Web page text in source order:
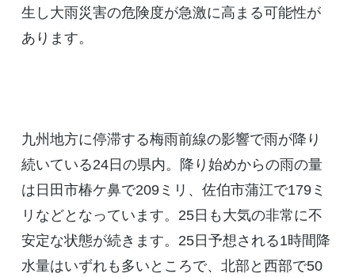
生し大雨災害の危険度が急激に高まる可能性が
あります。
九州地方に停滞する梅雨前線の影響で雨が降り
続いている24日の県内。降り始めからの雨の量
は日田市椿ケ鼻で209ミリ、佐伯市蒲江で179ミ
リなどとなっています。25日も大気の非常に不
安定な状態が続きます。25日予想される1時間降
水量はいずれも多いところで、北部と西部で50